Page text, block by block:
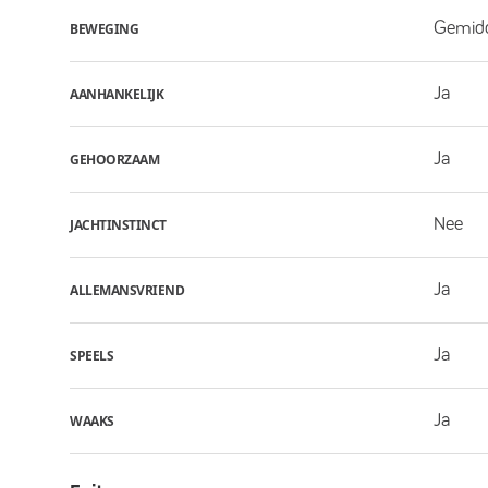
BEWEGING
AANHANKELIJK Ja
GEHOORZAAM Ja
JACHTINSTINCT Nee
ALLEMANSVRIEND Ja
SPEELS Ja
WAAKS Ja